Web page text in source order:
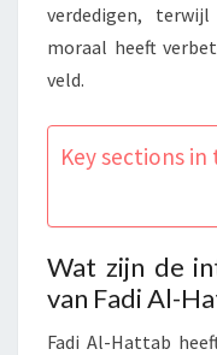
verdedigen,
moraal heeft
veld.
Key sections
Wat zijn de
van Fadi Al-
Fadi Al-Hattab